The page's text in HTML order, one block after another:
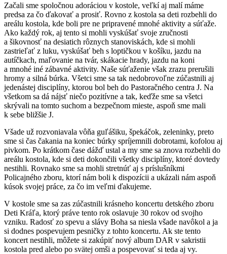
Začali sme spoločnou adoráciou v kostole, veľkí aj malí máme
predsa za čo ďakovať a prosiť. Rovno z kostola sa deti rozbehli do
areálu kostola, kde boli pre ne pripravené mnohé aktivity a súťaže.
Ako každý rok, aj tento si mohli vyskúšať svoje zručnosti
a šikovnosť na desiatich rôznych stanoviskách, kde si mohli
zastrieľať z luku, vyskúšať beh s loptičkou v košíku, jazdu na
autíčkach, maľovanie na tvár, skákacie hrady, jazdu na koni
a mnohé iné zábavné aktivity. Naše súťaženie však zrazu prerušili
hromy a silná búrka. Všetci sme sa tak nedobrovoľne zúčastnili aj
jedenástej disciplíny, ktorou bol beh do Pastoračného centra J. Na
všetkom sa dá nájsť niečo pozitívne a tak, keďže sme sa všetci
skrývali na tomto suchom a bezpečnom mieste, aspoň sme mali
k sebe bližšie J.
Všade už rozvoniavala vôňa guľášiku, špekáčok, zeleninky, preto
sme si čas čakania na koniec búrky spríjemnili dobrotami, kofolou aj
pivkom. Po krátkom čase dážď ustal a my sme sa znova rozbehli do
areálu kostola, kde si deti dokončili všetky disciplíny, ktoré dovtedy
nestihli. Rovnako sme sa mohli stretnúť aj s príslušníkmi
Policajného zboru, ktorí nám boli k dispozícii a ukázali nám aspoň
kúsok svojej práce, za čo im veľmi ďakujeme.
V kostole sme sa zas zúčastnili krásneho koncertu detského zboru
Deti Kráľa, ktorý práve tento rok oslavuje 30 rokov od svojho
vzniku. Radosť zo spevu a slávy Boha sa niesla všade navôkol a ja
si dodnes pospevujem pesničky z tohto koncertu. Ak ste tento
koncert nestihli, môžete si zakúpiť nový album DAR v sakristii
kostola pred alebo po svätej omši a pospevovať si teda aj vy.